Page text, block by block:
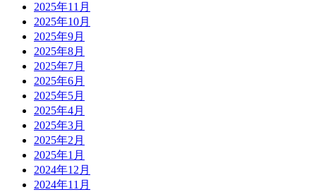
2025年11月
2025年10月
2025年9月
2025年8月
2025年7月
2025年6月
2025年5月
2025年4月
2025年3月
2025年2月
2025年1月
2024年12月
2024年11月